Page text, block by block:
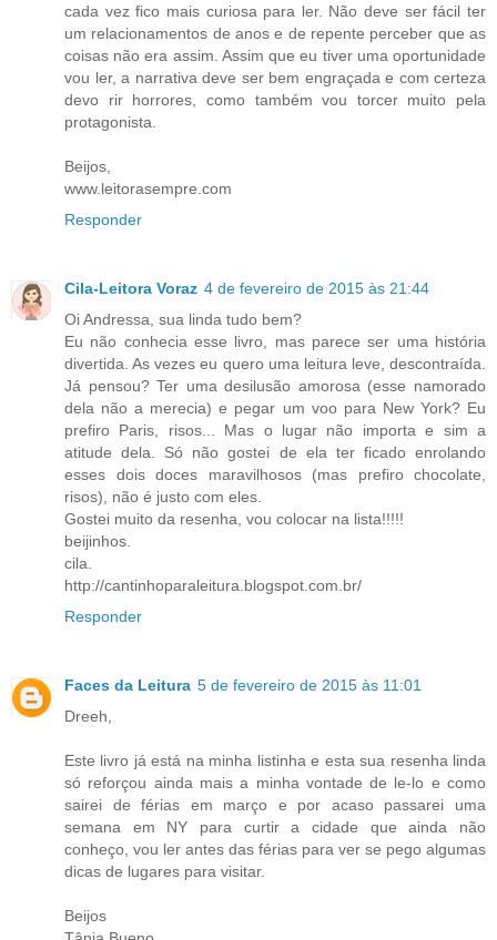
cada vez fico mais curiosa para ler. Não deve ser fácil ter
um relacionamentos de anos e de repente perceber que as
coisas não era assim. Assim que eu tiver uma oportunidade
vou ler, a narrativa deve ser bem engraçada e com certeza
devo rir horrores, como também vou torcer muito pela
protagonista.
Beijos,
www.leitorasempre.com
Responder
Cila-Leitora Voraz 4 de fevereiro de 2015 às 21:44
Oi Andressa, sua linda tudo bem?
Eu não conhecia esse livro, mas parece ser uma história
divertida. As vezes eu quero uma leitura leve, descontraída.
Já pensou? Ter uma desilusão amorosa (esse namorado
dela não a merecia) e pegar um voo para New York? Eu
prefiro Paris, risos... Mas o lugar não importa e sim a
atitude dela. Só não gostei de ela ter ficado enrolando
esses dois doces maravilhosos (mas prefiro chocolate,
risos), não é justo com eles.
Gostei muito da resenha, vou colocar na lista!!!!!
beijinhos.
cila.
http://cantinhoparaleitura.blogspot.com.br/
Responder
Faces da Leitura 5 de fevereiro de 2015 às 11:01
Dreeh,
Este livro já está na minha listinha e esta sua resenha linda
só reforçou ainda mais a minha vontade de le-lo e como
sairei de férias em março e por acaso passarei uma
semana em NY para curtir a cidade que ainda não
conheço, vou ler antes das férias para ver se pego algumas
dicas de lugares para visitar.
Beijos